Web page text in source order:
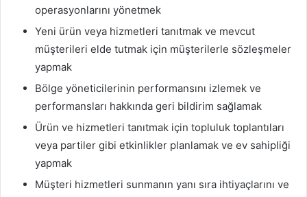
operasyonlarını yönetmek
Yeni ürün veya hizmetleri tanıtmak ve mevcut
müşterileri elde tutmak için müşterilerle sözleşmeler
yapmak
Bölge yöneticilerinin performansını izlemek ve
performansları hakkında geri bildirim sağlamak
Ürün ve hizmetleri tanıtmak için topluluk toplantıları
veya partiler gibi etkinlikler planlamak ve ev sahipliği
yapmak
Müşteri hizmetleri sunmanın yanı sıra ihtiyaçlarını ve